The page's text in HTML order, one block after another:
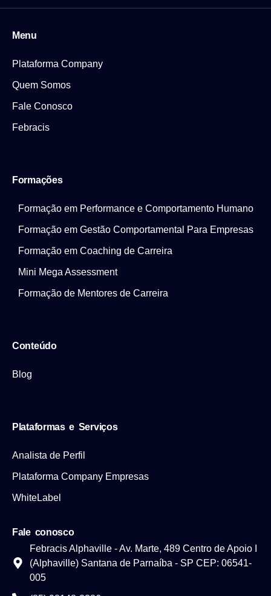
Menu
Plataforma Company
Quem Somos
Fale Conosco
Febracis
Formações
Formação em Performance e Comportamento Humano
Formação em Gestão Comportamental Para Empresas
Formação em Coaching de Carreira
Mini Mega Assessment
Formação de Mentores de Carreira
Conteúdo
Blog
Plataformas e Serviços
Analista de Perfil
Plataforma Company Empresas
WhiteLabel
Fale conosco
Febracis Alphaville - Av. Marte, 489 Centro de Apoio I
(Alphaville) Santana de Parnaíba - SP CEP: 06541-
005